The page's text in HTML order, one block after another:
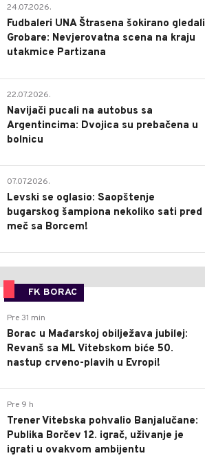
24.07.2026.
Fudbaleri UNA Štrasena šokirano gledali
Grobare: Nevjerovatna scena na kraju
utakmice Partizana
22.07.2026.
Navijači pucali na autobus sa
Argentincima: Dvojica su prebačena u
bolnicu
07.07.2026.
Levski se oglasio: Saopštenje
bugarskog šampiona nekoliko sati pred
meč sa Borcem!
FK BORAC
Pre 31 min
Borac u Mađarskoj obilježava jubilej:
Revanš sa ML Vitebskom biće 50.
nastup crveno-plavih u Evropi!
Pre 9 h
Trener Vitebska pohvalio Banjalučane:
Publika Borčev 12. igrač, uživanje je
igrati u ovakvom ambijentu